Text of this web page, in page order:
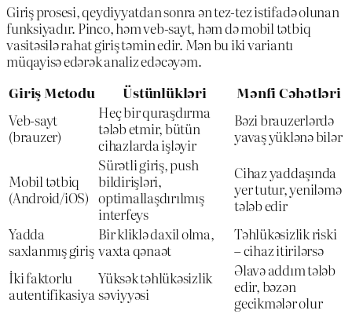
Giriş prosesi, qeydiyyatdan sonra ən tez-tez istifadə olunan
funksiyadır. Pinco, həm veb-sayt, həm də mobil tətbiq
vasitəsilə rahat giriş təmin edir. Mən bu iki variantı
müqayisə edərək analiz edəcəyəm.
Giriş Metodu
Üstünlükləri
Mənfi Cəhətləri
Veb-sayt
(brauzer)
Heç bir quraşdırma
tələb etmir, bütün
cihazlarda işləyir
Bəzi brauzerlərdə
yavaş yüklənə bilər
Mobil tətbiq
(Android/iOS)
Sürətli giriş, push
bildirişləri,
optimallaşdırılmış
interfeys
Cihaz yaddaşında
yer tutur, yeniləmə
tələb edir
Yadda
saxlanmış giriş
Bir kliklə daxil olma,
vaxta qənaət
Təhlükəsizlik riski
– cihaz itirilərsə
İki faktorlu
autentifikasiya
Yüksək təhlükəsizlik
səviyyəsi
Əlavə addım tələb
edir, bəzən
gecikmələr olur